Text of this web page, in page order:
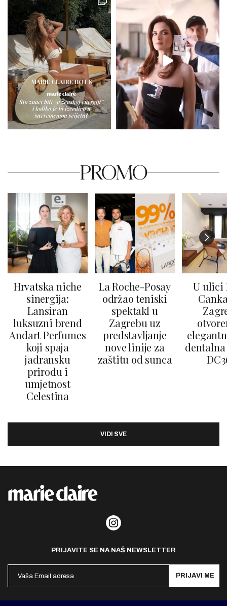
PROMO
Hrvatska niche
sinergija:
Lansiran
luksuzni brend
Andart Perfumes
koji spaja
jadransku
prirodu i
umjetnost
Celestina
La Roche-Posay
održao teniski
spektakl u
Zagrebu uz
predstavljanje
nove linije za
zaštitu od sunca
U ulici
VIDI SVE
PRIJAVITE SE NA NAŠ NEWSLETTER
PRIJAVI ME